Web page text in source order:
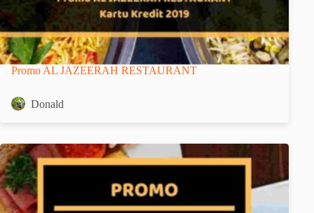
Promo AL JAZEERAH RESTAURANT
Donald